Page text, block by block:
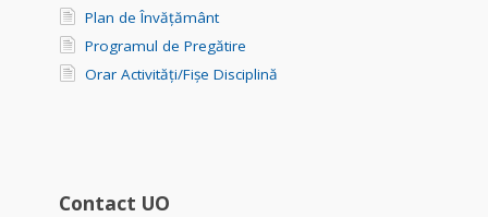
Plan de Învățământ
Programul de Pregătire
Orar Activități/Fișe Disciplină
Contact UO